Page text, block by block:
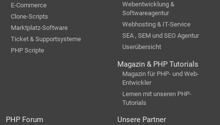
E-Commerce
Clone-Scripts
Marktplatz-Software
Ticket & Supportsysteme
PHP Scripte
Webentwicklung &
Softwareagentur
Webhosting & IT-Service
SEA , SEM und SEO Agentur
Userübersicht
Magazin & PHP Tutorials
Magazin für PHP- und Web-
Entwickler
Lernen mit unseren PHP-
Tutorials
PHP Forum Unsere Partner